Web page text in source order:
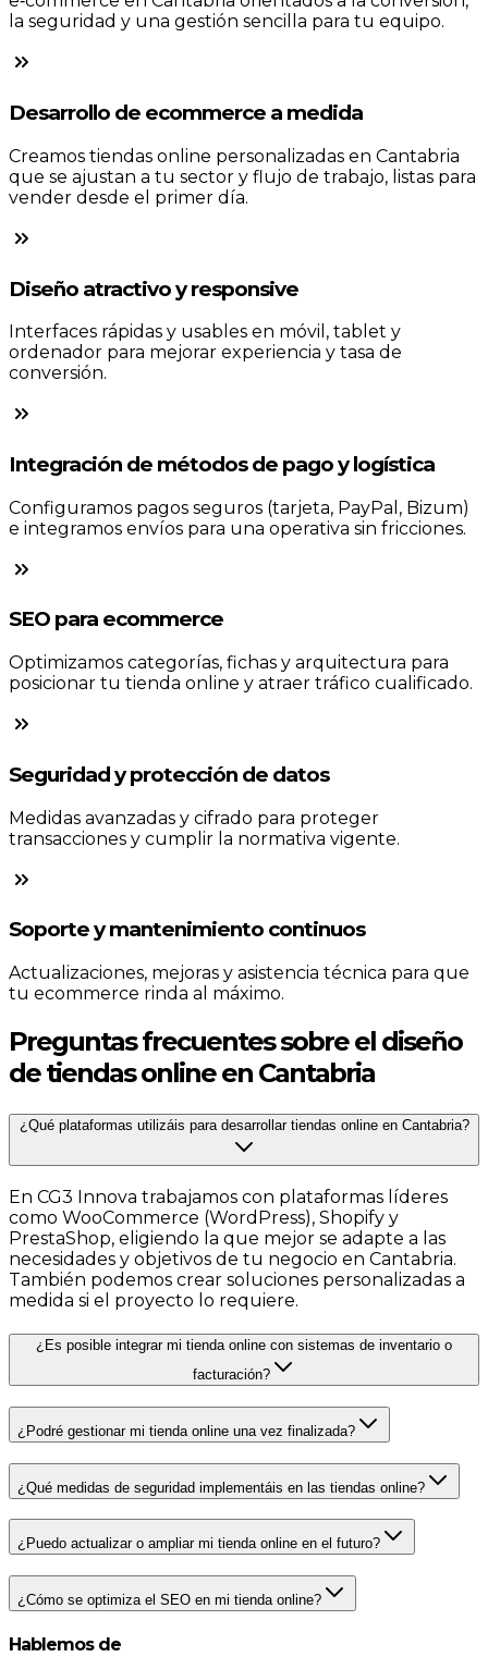
la seguridad y una gestión sencilla para tu equipo.
Desarrollo de ecommerce a medida
Creamos tiendas online personalizadas en Cantabria
que se ajustan a tu sector y flujo de trabajo, listas para
vender desde el primer día.
Diseño atractivo y responsive
Interfaces rápidas y usables en móvil, tablet y
ordenador para mejorar experiencia y tasa de
conversión.
Integración de métodos de pago y logística
Configuramos pagos seguros (tarjeta, PayPal, Bizum)
e integramos envíos para una operativa sin fricciones.
SEO para ecommerce
Optimizamos categorías, fichas y arquitectura para
posicionar tu tienda online y atraer tráfico cualificado.
Seguridad y protección de datos
Medidas avanzadas y cifrado para proteger
transacciones y cumplir la normativa vigente.
Soporte y mantenimiento continuos
Actualizaciones, mejoras y asistencia técnica para que
tu ecommerce rinda al máximo.
Preguntas frecuentes sobre el diseño
de tiendas online en Cantabria
¿Qué plataformas utilizáis para desarrollar tiendas online en Cantabria?
En CG3 Innova trabajamos con plataformas líderes
como WooCommerce (WordPress), Shopify y
PrestaShop, eligiendo la que mejor se adapte a las
necesidades y objetivos de tu negocio en Cantabria.
También podemos crear soluciones personalizadas a
medida si el proyecto lo requiere.
¿Es posible integrar mi tienda online con sistemas de inventario o
facturación?
¿Podré gestionar mi tienda online una vez finalizada?
¿Qué medidas de seguridad implementáis en las tiendas online?
¿Puedo actualizar o ampliar mi tienda online en el futuro?
¿Cómo se optimiza el SEO en mi tienda online?
Hablemos de